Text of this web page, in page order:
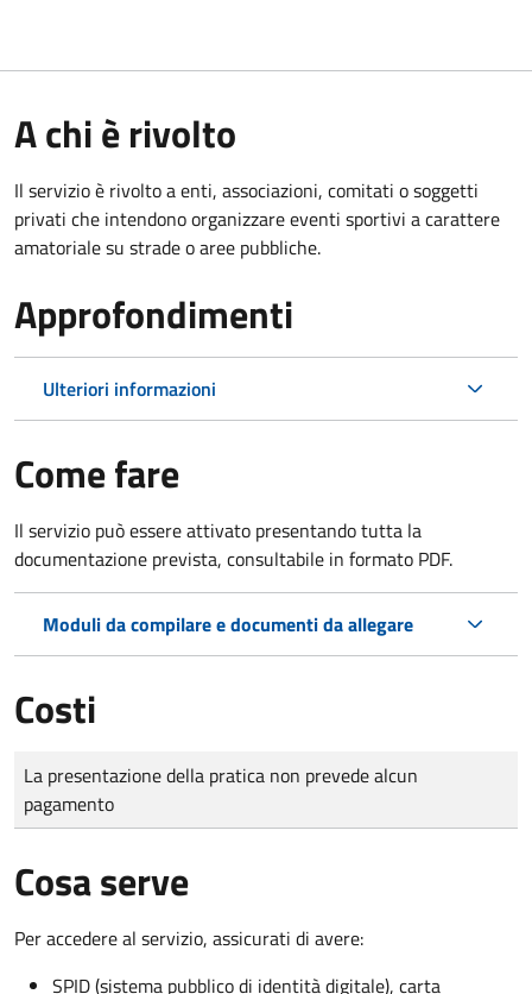
A chi è rivolto
Il servizio è rivolto a enti, associazioni, comitati o soggetti
privati che intendono organizzare eventi sportivi a carattere
amatoriale su strade o aree pubbliche.
Approfondimenti
Ulteriori informazioni
Come fare
Il servizio può essere attivato presentando tutta la
documentazione prevista, consultabile in formato PDF.
Moduli da compilare e documenti da allegare
Costi
Tipo di pagamento
Importo
La presentazione della pratica non prevede alcun
pagamento
Cosa serve
Per accedere al servizio, assicurati di avere:
SPID (sistema pubblico di identità digitale), carta